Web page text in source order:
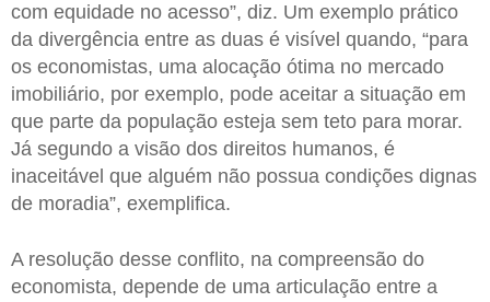
com equidade no acesso”, diz. Um exemplo prático
da divergência entre as duas é visível quando, “para
os economistas, uma alocação ótima no mercado
imobiliário, por exemplo, pode aceitar a situação em
que parte da população esteja sem teto para morar.
Já segundo a visão dos direitos humanos, é
inaceitável que alguém não possua condições dignas
de moradia”, exemplifica.
A resolução desse conflito, na compreensão do
economista, depende de uma articulação entre a